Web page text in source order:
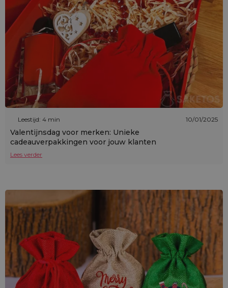
Leestijd: 4 min 10/01/2025
Valentijnsdag voor merken: Unieke
cadeauverpakkingen voor jouw klanten
Lees verder